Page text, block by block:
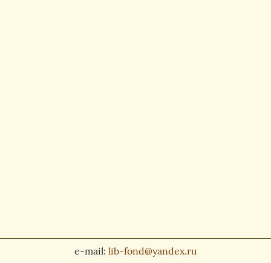
e-mail: lib-fond@yandex.ru